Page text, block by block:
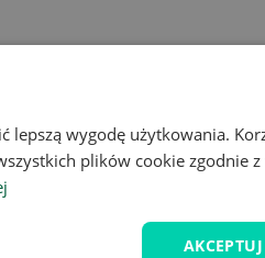
lepszą wygodę użytkowania.
plików cookie zgodnie